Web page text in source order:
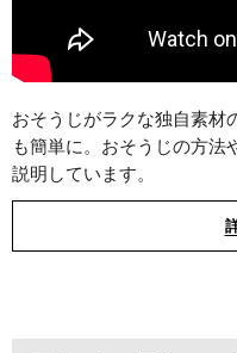
おそうじがラクな独自素材
も簡単に。おそうじの方法
説明しています。